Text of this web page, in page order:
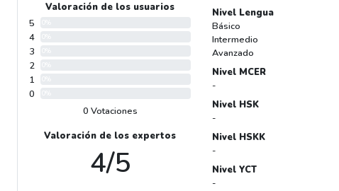
Valoración de los usuarios
5
4
3
2
1
0
0 Votaciones
Valoración de los expertos
4/5
Nivel Lengua
Básico
Intermedio
Avanzado
Nivel MCER
-
Nivel HSK
-
Nivel HSKK
-
Nivel YCT
-